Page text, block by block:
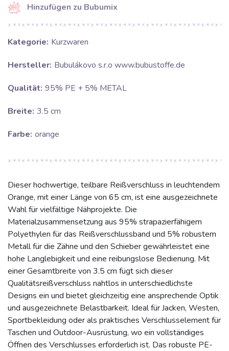
Hinzufügen zu Bubumix
Kategorie: Kurzwaren
Hersteller: Bubulákovo s.r.o www.bubustoffe.de
Qualität: 95% PE + 5% METAL
Breite: 3.5 cm
Farbe: orange
Dieser hochwertige, teilbare Reißverschluss in leuchtendem
Orange, mit einer Länge von 65 cm, ist eine ausgezeichnete
Wahl für vielfältige Nähprojekte. Die
Materialzusammensetzung aus 95% strapazierfähigem
Polyethylen für das Reißverschlussband und 5% robustem
Metall für die Zähne und den Schieber gewährleistet eine
hohe Langlebigkeit und eine reibungslose Bedienung. Mit
einer Gesamtbreite von 3.5 cm fügt sich dieser
Qualitätsreißverschluss nahtlos in unterschiedlichste
Designs ein und bietet gleichzeitig eine ansprechende Optik
und ausgezeichnete Belastbarkeit. Ideal für Jacken, Westen,
Sportbekleidung oder als praktisches Verschlusselement für
Taschen und Outdoor-Ausrüstung, wo ein vollständiges
Öffnen des Verschlusses erforderlich ist. Das robuste PE-